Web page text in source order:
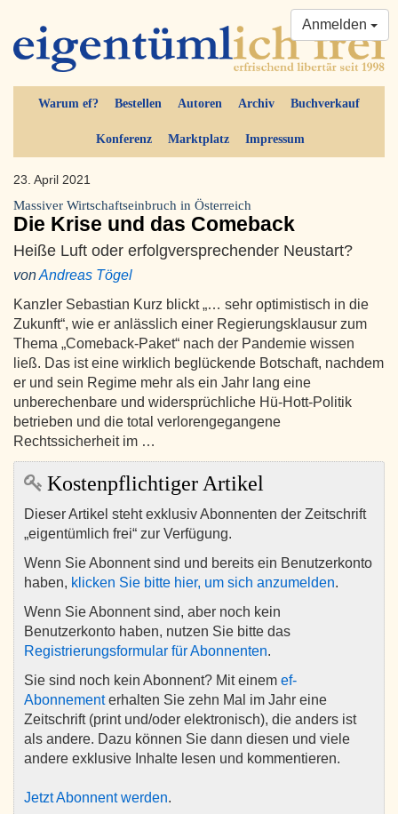
Warum ef? Bestellen Autoren Archiv Buchverkauf
Konferenz Marktplatz Impressum
Anmelden
23. April 2021
Massiver Wirtschaftseinbruch in Österreich
Die Krise und das Comeback
Heiße Luft oder erfolgversprechender Neustart?
vonAndreas Tögel
Kanzler Sebastian Kurz blickt „… sehr optimistisch in die
Zukunft“, wie er anlässlich einer Regierungsklausur zum
Thema „Comeback-Paket“ nach der Pandemie wissen
ließ. Das ist eine wirklich beglückende Botschaft, nachdem
er und sein Regime mehr als ein Jahr lang eine
unberechenbare und widersprüchliche Hü-Hott-Politik
betrieben und die total verlorengegangene
Rechtssicherheit im …
Kostenpflichtiger Artikel
Dieser Artikel steht exklusiv Abonnenten der Zeitschrift
„eigentümlich frei“ zur Verfügung.
Wenn Sie Abonnent sind und bereits ein Benutzerkonto
haben, klicken Sie bitte hier, um sich anzumelden.
Wenn Sie Abonnent sind, aber noch kein
Benutzerkonto haben, nutzen Sie bitte das
Registrierungsformular für Abonnenten.
Sie sind noch kein Abonnent? Mit einem ef-
Abonnementerhalten Sie zehn Mal im Jahr eine
Zeitschrift (print und/oder elektronisch), die anders ist
als andere. Dazu können Sie dann diesen und viele
andere exklusive Inhalte lesen und kommentieren.
Jetzt Abonnent werden.